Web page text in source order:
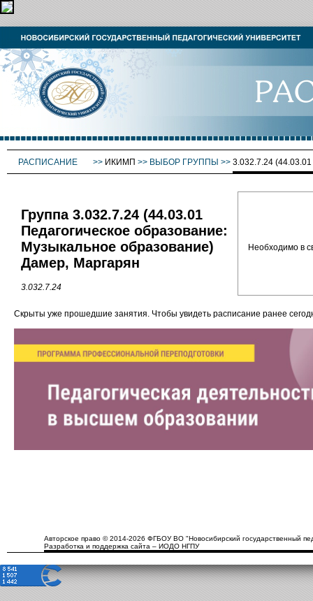
РАСПИСАНИЕ >> ИКИМП >> ВЫБОР ГРУППЫ >> 3.032.7.24
Группа 3.032.7.24 (44.03.01
Педагогическое образование:
Музыкальное образование)
Дамер, Маргарян
3.032.7.24
Необходимо в
Скрыты уже прошедшие занятия. Чтобы увидеть расписание ранее
Авторское право © 2014-2026 ФГБОУ ВО "Новосибирский государственный
Разработка и поддержка сайта – ИОДО НГПУ